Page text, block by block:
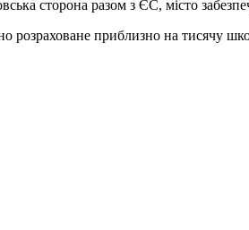
сторона разом з ЄС, місто
розраховане приблизно на тисячу